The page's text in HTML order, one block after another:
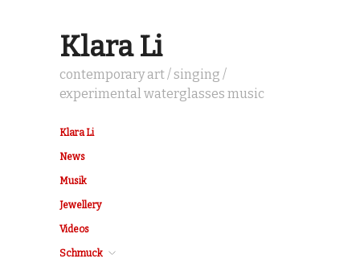
Klara Li
contemporary art / singing /
experimental waterglasses music
Klara Li
News
Musik
Jewellery
Videos
Schmuck